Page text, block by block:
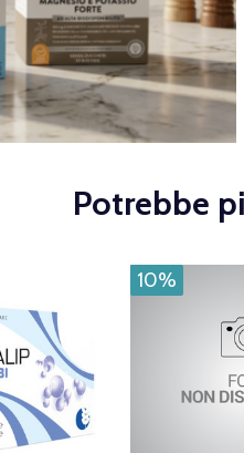
Potrebbe
10%